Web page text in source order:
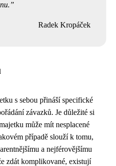
Radek Kropáček
s sebou přináší specifické
závazků. Je důležité si
může mít nesplacené
případě slouží k tomu,
a nejférovějšímu
zdát komplikované, existují